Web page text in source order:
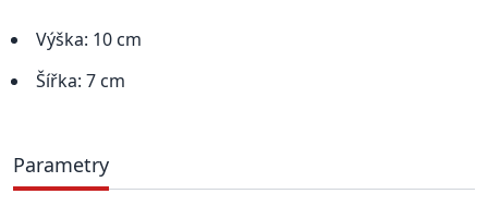
Výška: 10 cm
Šířka: 7 cm
Parametry